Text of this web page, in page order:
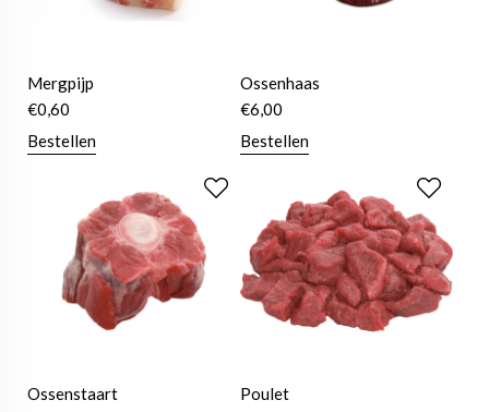
Mergpijp
€0,60
Bestellen
Ossenhaas
€6,00
Bestellen
Ossenstaart
Poulet